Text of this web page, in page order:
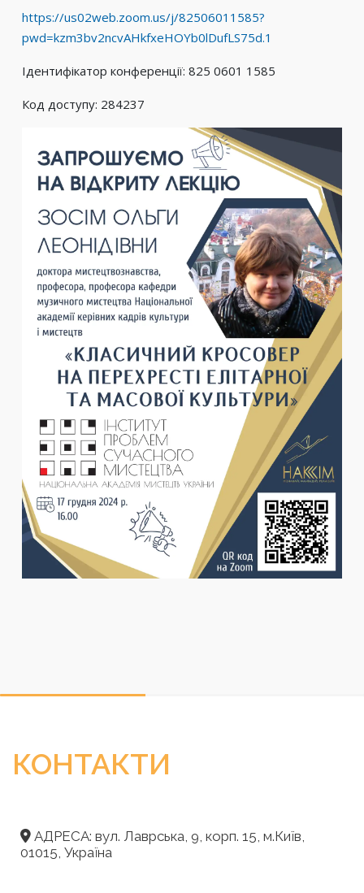
https://us02web.zoom.us/j/82506011585?
pwd=kzm3bv2ncvAHkfxeHOYb0lDufLS75d.1
Ідентифікатор конференції: 825 0601 1585
Код доступу: 284237
КОНТАКТИ
АДРЕСА: вул. Лаврська, 9, корп. 15, м.Київ,
01015, Україна